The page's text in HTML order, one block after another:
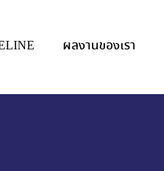
ผลงานของเรา